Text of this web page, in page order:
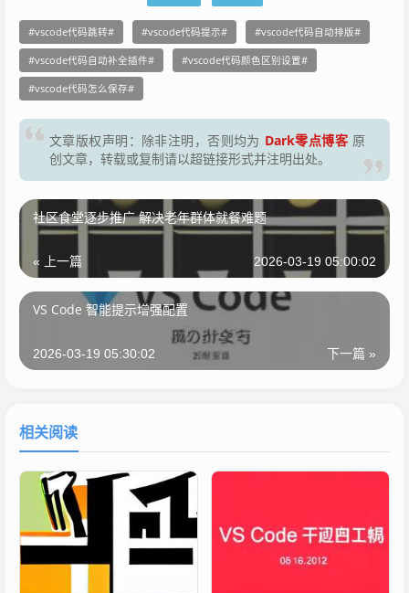
vscode代码跳转 vscode代码提示 vscode代码自动排版
vscode代码自动补全插件 vscode代码颜色区别设置
vscode代码怎么保存
文章版权声明：除非注明，否则均为 Dark零点博客 原
创文章，转载或复制请以超链接形式并注明出处。
社区食堂逐步推广 解决老年群体就餐难题
« 上一篇 2026-03-19 05:00:02
VS Code 智能提示增强配置
下一篇 »
2026-03-19 05:30:02
相关阅读